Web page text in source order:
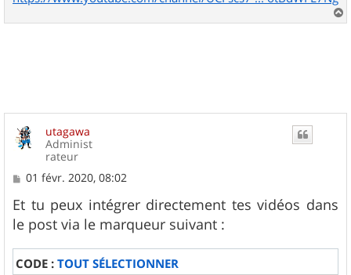
a
utagawa
Administ
rateur
M
s
s
a
e
01 févr. 2020, 08:02
Et tu peux intégrer directement tes vidéos dans
le post via le marqueur suivant :
CODE :TOUT SÉLECTIONNER